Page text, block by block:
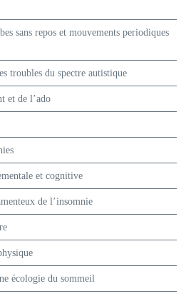
sans repos et mouvements periodiques
troubles du spectre autistique
et de l’ado
et cognitive
de l’insomnie
écologie du sommeil